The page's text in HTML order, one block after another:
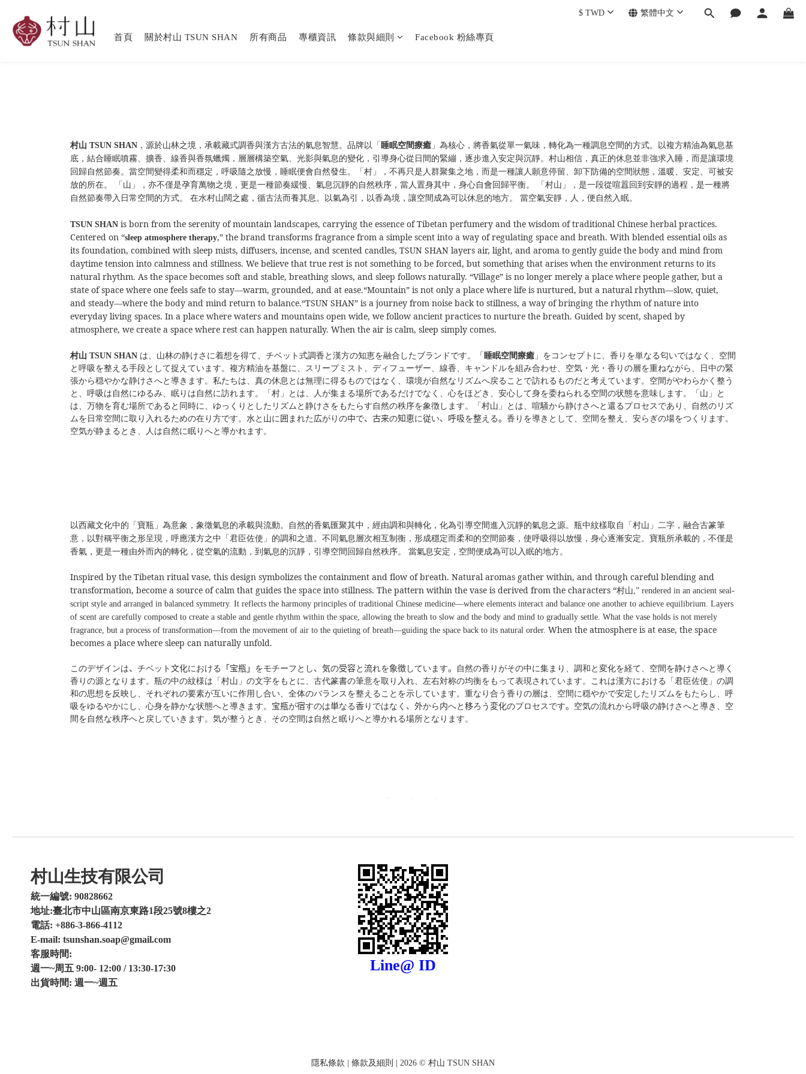
首頁 關於村山 TSUN SHAN 所有商品 專櫃資訊 條款與細則 Facebook 粉絲專頁
$ TWD 繁體中文
村山 TSUN SHAN ，源於山林之境，承載藏式調香與漢方古法的氣息智慧。品牌以「 睡眠空間療癒 」為核心，將香氣從單一氣味，轉化為一種調息空間的方式。以複方精油為氣息基
底，結合睡眠噴霧、擴香、線香與香氛蠟燭，層層構築空氣、光影與氣息的變化，引導身心從日間的緊繃，逐步進入安定與沉靜。 村山相信，真正的休息並非強求入睡，而是讓環境
回歸自然節奏。當空間變得柔和而穩定，呼吸隨之放慢，睡眠便會自然發生。
「村」，不再只是人群聚集之地，而是一種讓人願意停留、卸下防備的空間狀態 ， 溫暖、安定、可被安
放的所在。
「山」，亦不僅是孕育萬物之境，更是一種節奏緩慢、氣息沉靜的自然秩序 ， 當人置身其中，身心自會回歸平衡。
「村山」，是一段從喧囂回到安靜的過程，是一種將
自然節奏帶入日常空間的方式。 在水村山闊之處，循古法而養其息。 以氣為引，以香為境，讓空間成為可以休息的地方。 當空氣安靜，人，便自然入眠。
TSUN SHAN is born from the serenity of mountain landscapes, carrying the essence of Tibetan perfumery and the wisdom of traditional Chinese herbal practices.
Centered on “sleep atmosphere therapy,” the brand transforms fragrance from a simple scent into a way of regulating space and breath. With blended essential oils as
its foundation, combined with sleep mists, diffusers, incense, and scented candles, TSUN SHAN layers air, light, and aroma to gently guide the body and mind from
daytime tension into calmness and stillness. We believe that true rest is not something to be forced, but something that arises when the environment returns to its
natural rhythm. As the space becomes soft and stable, breathing slows, and sleep follows naturally. “Village” is no longer merely a place where people gather, but a
state of space where one feels safe to stay—warm, grounded, and at ease.“Mountain” is not only a place where life is nurtured, but a natural rhythm—slow, quiet,
and steady—where the body and mind return to balance.“TSUN SHAN” is a journey from noise back to stillness, a way of bringing the rhythm of nature into
everyday living spaces. In a place where waters and mountains open wide, we follow ancient practices to nurture the breath. Guided by scent, shaped by
atmosphere, we create a space where rest can happen naturally. When the air is calm, sleep simply comes.
村山 TSUN SHAN は、山林の静けさに着想を得て、チベット式調香と漢方の知恵を融合したブランドです。「 睡眠空間療癒 」をコンセプトに、香りを単なる匂いではなく、空間
と呼吸を整える手段として捉えています。複方精油を基盤に、スリープミスト、ディフューザー、線香、キャンドルを組み合わせ、空気・光・香りの層を重ねながら、日中の緊
張から穏やかな静けさへと導きます。私たちは、真の休息とは無理に得るものではなく、環境が自然なリズムへ戻ることで訪れるものだと考えています。空間がやわらかく整う
と、呼吸は自然にゆるみ、眠りは自然に訪れます。「村」とは、人が集まる場所であるだけでなく、心をほどき、安心して身を委ねられる空間の状態を意味します。「山」と
は、万物を育む場所であると同時に、ゆっくりとしたリズムと静けさをもたらす自然の秩序を象徴します。「村山」とは、喧騒から静けさへと還るプロセスであり、自然のリズ
ムを日常空間に取り入れるための在り方です。 水 と 山に 囲 まれた 広がりの中で、古来の知恵 に従い、呼吸を整える。 香りを導きとして、空間を整え、安らぎの場をつくります。
空気が静まるとき、人は自然に眠りへと導かれます。
以西藏文化中的「寶瓶」為意象，象徵氣息的承載與流動。自然的香氣匯聚其中，經由調和與轉化，化為引導空間進入沉靜的氣息之源。瓶中紋樣取自「村山」二字，融合古篆筆
意，以對稱平衡之形呈現，呼應漢方之中「君臣佐使」的調和之道。不同氣息層次相互制衡，形成穩定而柔和的空間節奏，使呼吸得以放慢，身心逐漸安定。寶瓶所承載的，不僅是
香氣，更是一種由外而內的轉化，從空氣的流動，到氣息的沉靜，引導空間回歸自然秩序。 當氣息安定，空間便成為可以入眠的地方。
Inspired by the Tibetan ritual vase, this design symbolizes the containment and flow of breath. Natural aromas gather within, and through careful blending and
transformation, become a source of calm that guides the space into stillness. The pattern within the vase is derived from the characters “村山,” rendered in an ancient seal-
script style and arranged in balanced symmetry. It reflects the harmony principles of traditional Chinese medicine—where elements interact and balance one another to achieve equilibrium. Layers
of scent are carefully composed to create a stable and gentle rhythm within the space, allowing the breath to slow and the body and mind to gradually settle. What the vase holds is not merely
fragrance, but a process of transformation—from the movement of air to the quieting of breath—guiding the space back to its natural order. When the atmosphere is at ease, the space
becomes a place where sleep can naturally unfold.
このデザインは、 チベット 文化における 「宝瓶」 をモチーフとし 、気の受容と 流れを象徴 しています。
自然の香りがその中に集まり、調和と変化を経て、空間を静けさへと導く
香りの源となります。瓶の中の紋様は「村山」の文字をもとに、古代篆書の筆意を取り入れ、左右対称の均衡をもって表現されています。これは漢方における「君臣佐使」の調
和の思想を反映し、それぞれの要素が互いに作用し合い、全体のバランスを整えることを示しています。重なり合う香りの層は、空間に穏やかで安定したリズムをもたらし、呼
吸をゆるやかにし、心身を静かな状態へと導きます。 宝瓶が宿すのは単なる香 りではなく 、外から 内へと 移ろう 変化のプロセスです。 空気の流れから呼吸の静けさへと導き、空
間を自然な秩序へと戻していきます。気が整うとき、その空間は自然と眠りへと導かれる場所となります。
村山生技有限公司
統一編號: 90828662
地址:臺北市中山區南京東路1段25號8樓之2
電話: +886-3-866-4112
E-mail: tsunshan.soap@gmail.com
客服時間:
週一~周五 9:00- 12:00 / 13:30-17:30
出貨時間: 週一~週五
Line@ ID
隱私條款 條款及細則 | 2026 © 村山 TSUN SHAN